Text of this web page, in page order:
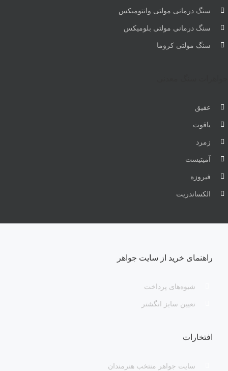
سنگ درمانی مولتی وانتومیکس
سنگ درمانی مولتی بلومیکس
سنگ مولتی کروما
عقیق
یاقوت
زمرد
آمیتیست
فیروزه
الکساندریت
راهنمای خرید از سایت جواهر
شیوه‌های پرداخت
تعیین سایز انگشتر
افتخارات
سایت جواهر منتخب هنرمندان